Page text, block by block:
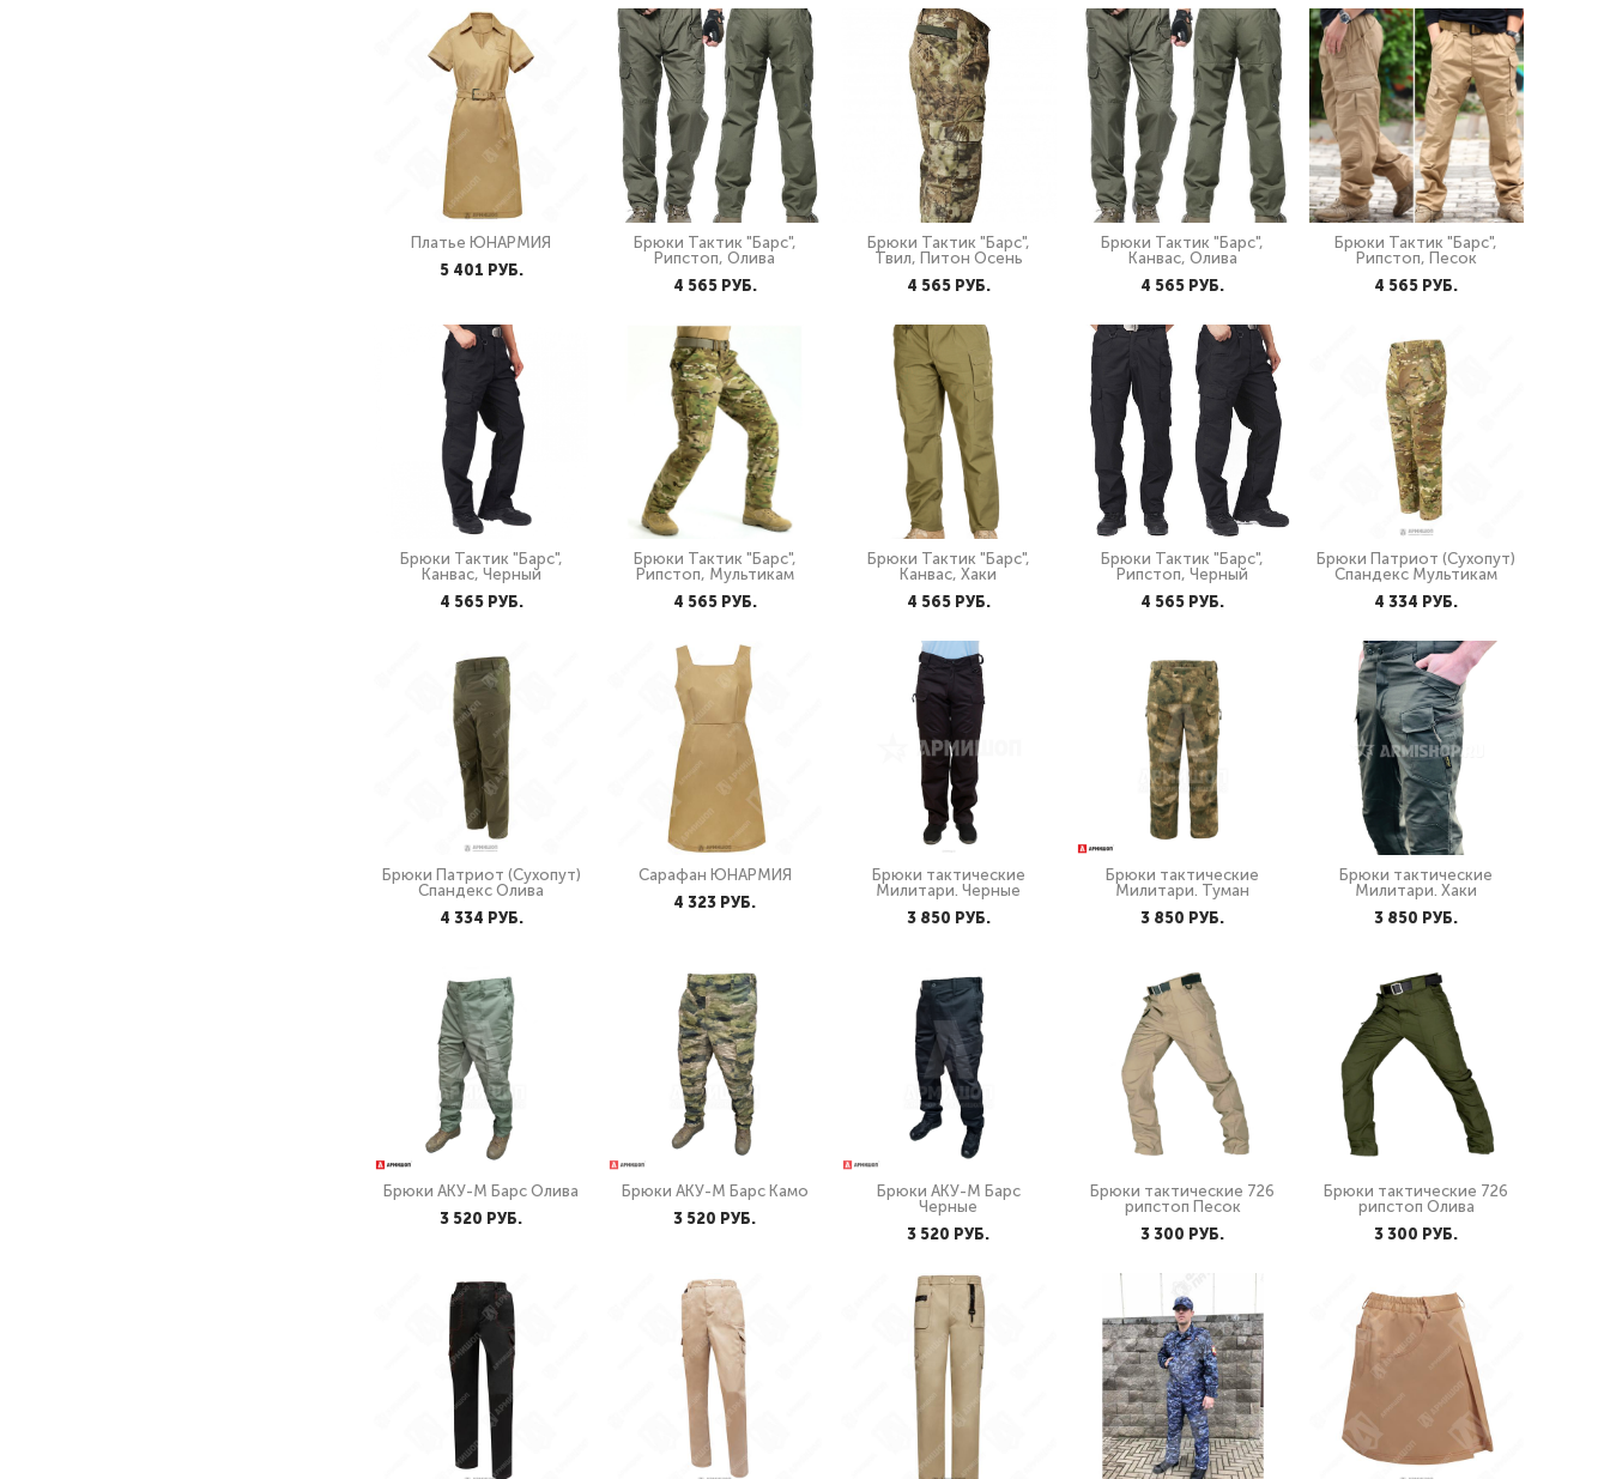
Платье ЮНАРМИЯ
5 401 PУБ.
Брюки Тактик "Барс",
Рипстоп, Олива
4 565 PУБ.
Брюки Тактик "Барс",
Твил, Питон Осень
4 565 PУБ.
Брюки Тактик "Барс",
Канвас, Олива
4 565 PУБ.
Брюки Тактик "Барс",
Рипстоп, Песок
4 565 PУБ.
Брюки Тактик "Барс",
Канвас, Черный
4 565 PУБ.
Брюки Тактик "Барс",
Рипстоп, Мультикам
4 565 PУБ.
Брюки Тактик "Барс",
Канвас, Хаки
4 565 PУБ.
Брюки Тактик "Барс",
Рипстоп, Черный
4 565 PУБ.
Брюки Патриот (Сухопут)
Спандекс Мультикам
4 334 PУБ.
Брюки Патриот (Сухопут)
Спандекс Олива
4 334 PУБ.
Сарафан ЮНАРМИЯ
4 323 PУБ.
Брюки тактические
Милитари. Черные
3 850 PУБ.
Брюки тактические
Милитари. Туман
3 850 PУБ.
Брюки тактические
Милитари. Хаки
3 850 PУБ.
Брюки АКУ-М Барс Олива
3 520 PУБ.
Брюки АКУ-М Барс Камо
3 520 PУБ.
Брюки АКУ-М Барс
Черные
3 520 PУБ.
Брюки тактические 726
рипстоп Песок
3 300 PУБ.
Брюки тактические 726
рипстоп Олива
3 300 PУБ.